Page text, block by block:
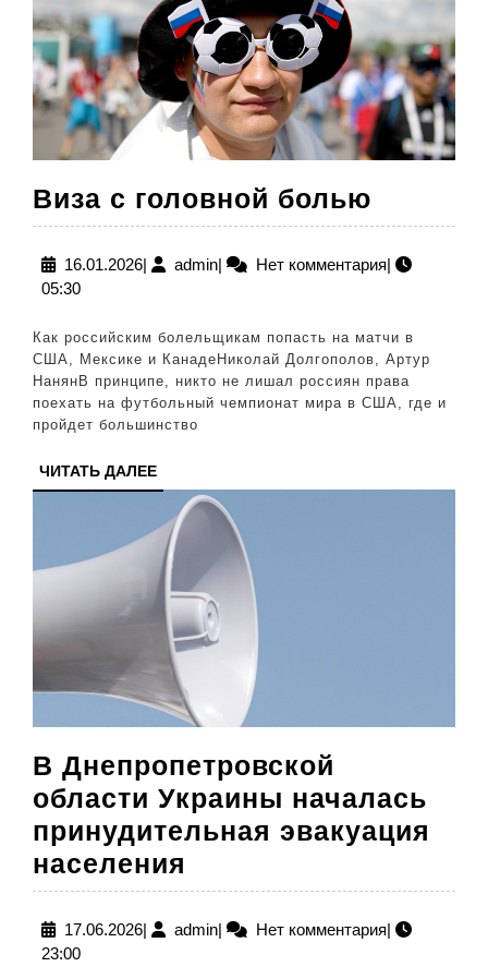
Виза с головной болью
с
16.01.202616.01.2026
| adminadmin
| Нет комментария|
05:30
Как российским болельщикам попасть на матчи в
США, Мексике и КанадеНиколай Долгополов, Артур
НанянВ принципе, никто не лишал россиян права
поехать на футбольный чемпионат мира в США, где и
пройдет большинство
ЧИТАТЬ ДАЛЕЕЧИТАТЬ
ДАЛЕЕ
В Днепропетровской
области Украины началась
принудительная эвакуация
населения
Днепропетровской
области
17.06.202617.06.2026
| adminadmin
| Нет комментария|
23:00